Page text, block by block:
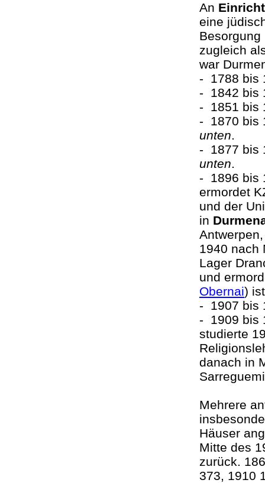
An
eine
zugleich
war
- 1788 bis
- 1842 bis
- 1851 bis
- 1870 bis
unten.
- 1877 bis
unten.
- 1896 bis
ermordet
und der
in
1940 nach
Lager
und
Obernai)
- 1907 bis
- 1909 bis
studierte
danach in
Mehrere
Häuser
Mitte des
zurück.
373, 1910